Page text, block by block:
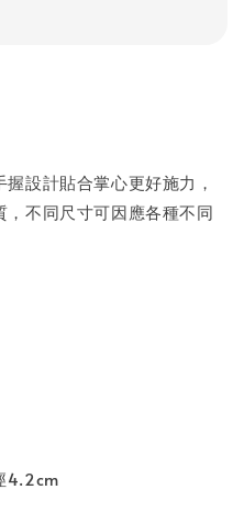
設計貼合掌心更好施力，
不同尺寸可因應各種不同
4.2cm